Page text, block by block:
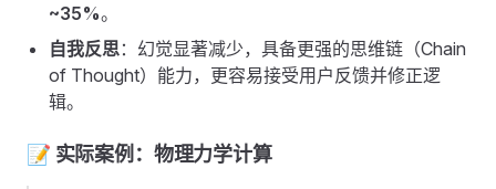
~35%。
自我反思：幻觉显著减少，具备更强的思维链（Chain
of Thought）能力，更容易接受用户反馈并修正逻
辑。
📝 实际案例：物理力学计算